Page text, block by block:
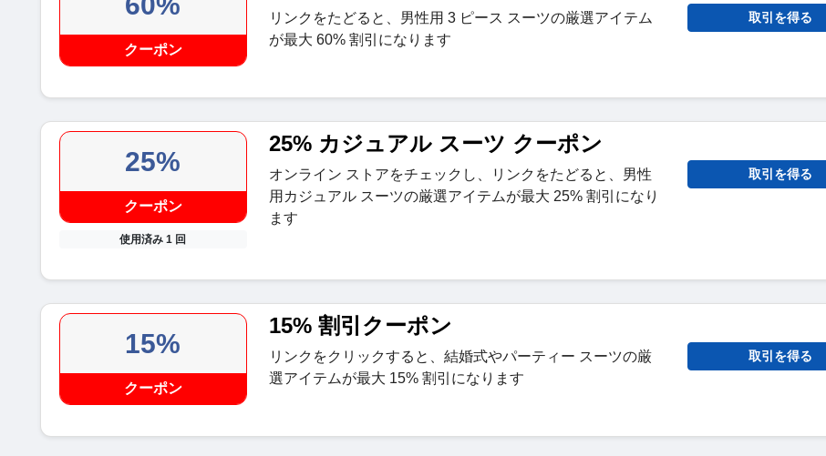
クーポン
リンクをたどると、男性用 3 ピース スーツの厳選アイテム
が最大 60% 割引になります
取引を得る
25%
クーポン
使用済み 1 回
25% カジュアル スーツ クーポン
オンライン ストアをチェックし、リンクをたどると、男性
用カジュアル スーツの厳選アイテムが最大 25% 割引になり
ます
取引を得る
15%
クーポン
15% 割引クーポン
リンクをクリックすると、結婚式やパーティー スーツの厳
選アイテムが最大 15% 割引になります
取引を得る